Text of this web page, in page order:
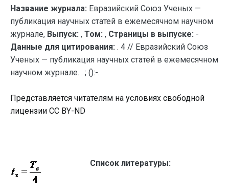
Название журнала: Евразийский Союз Ученых —
публикация научных статей в ежемесячном научном
журнале, Выпуск: , Том: , Страницы в выпуске: -
Данные для цитирования: . 4 // Евразийский Союз
Ученых — публикация научных статей в ежемесячном
научном журнале. . ; ():-.
Представляется читателям на условиях свободной
лицензии CC BY-ND
Список литературы: